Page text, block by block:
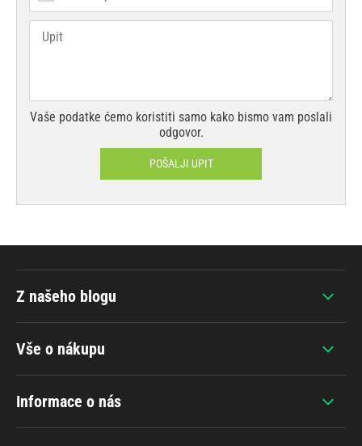
Vaše podatke ćemo koristiti samo kako bismo vam poslali
odgovor.
POŠALJI UPIT
Vše o nákupu
Informace o nás
Z našeho blogu